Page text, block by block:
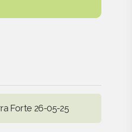
Forte 26-05-25